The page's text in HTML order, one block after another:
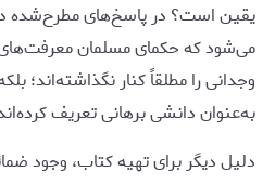
یقین است؟ در پاسخ‌های مطرح‌شده
می‌شود که حکمای مسلمان معرفت‌های
وجدانی را مطلقاً کنار نگذاشته‌اند؛
به‌عنوان دانشی برهانی تعریف
دلیل دیگر برای تهیه کتاب، وجود